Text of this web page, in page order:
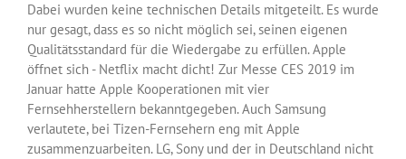
Dabei wurden keine technischen Details mitgeteilt. Es wurde
nur gesagt, dass es so nicht möglich sei, seinen eigenen
Qualitätsstandard für die Wiedergabe zu erfüllen. Apple
öffnet sich - Netflix macht dicht! Zur Messe CES 2019 im
Januar hatte Apple Kooperationen mit vier
Fernsehherstellern bekanntgegeben. Auch Samsung
verlautete, bei Tizen-Fernsehern eng mit Apple
zusammenzuarbeiten. LG, Sony und der in Deutschland nicht